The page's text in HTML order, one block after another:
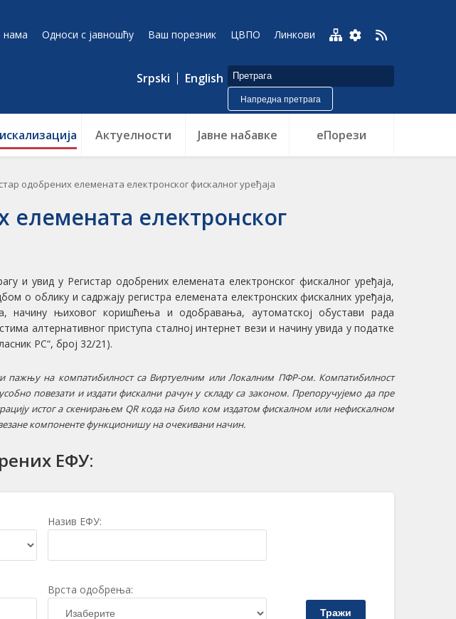
Односи с јавношћу Ваш порезник ЦВПО Линкови
Srpski English
Напредна претрага
Актуелности Jавне набавке еПорези
одобрених елемената електронског фискалног уређаја
елемената електронског
и увид у Регистар одобрених елемената електронског фискалног уређаја,
о облику и садржају регистра елемената електронских фискалних уређаја,
начину њиховог коришћења и одобравања, аутоматској обустави рада
алтернативног приступа сталној интернет вези и начину увида у податке
РС“, број 32/21).
пажњу на компатибилност са Виртуелним или Локалним ПФР-ом. Компатибилност
повезати и издати фискални рачун у складу са законом. Препоручујемо да пре
истог а скенирањем QR кода на било ком издатом фискалном или нефискалном
компоненте функционишу на очекивани начин.
ЕФУ:
Назив ЕФУ:
Врста одобрења:
Тражи